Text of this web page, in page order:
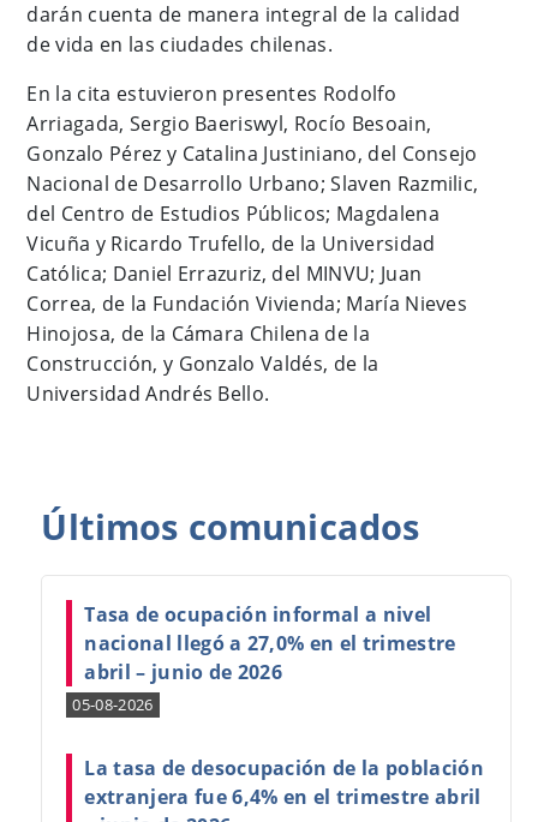
darán cuenta de manera integral de la calidad
de vida en las ciudades chilenas.
En la cita estuvieron presentes Rodolfo
Arriagada, Sergio Baeriswyl, Rocío Besoain,
Gonzalo Pérez y Catalina Justiniano, del Consejo
Nacional de Desarrollo Urbano; Slaven Razmilic,
del Centro de Estudios Públicos; Magdalena
Vicuña y Ricardo Trufello, de la Universidad
Católica; Daniel Errazuriz, del MINVU; Juan
Correa, de la Fundación Vivienda; María Nieves
Hinojosa, de la Cámara Chilena de la
Construcción, y Gonzalo Valdés, de la
Universidad Andrés Bello.
Últimos comunicados
Tasa de ocupación informal a nivel
nacional llegó a 27,0% en el trimestre
abril – junio de 2026
05-08-2026
La tasa de desocupación de la población
extranjera fue 6,4% en el trimestre abril